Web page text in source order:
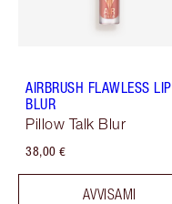
AIRBRUSH FLAWLESS LIP
BLUR
Pillow Talk Blur
38,00 €
AVVISAMI